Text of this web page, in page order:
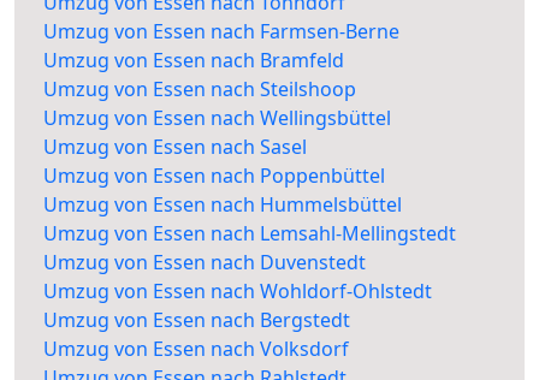
Umzug von Essen nach Farmsen-Berne
Umzug von Essen nach Bramfeld
Umzug von Essen nach Steilshoop
Umzug von Essen nach Wellingsbüttel
Umzug von Essen nach Sasel
Umzug von Essen nach Poppenbüttel
Umzug von Essen nach Hummelsbüttel
Umzug von Essen nach Lemsahl-Mellingstedt
Umzug von Essen nach Duvenstedt
Umzug von Essen nach Wohldorf-Ohlstedt
Umzug von Essen nach Bergstedt
Umzug von Essen nach Volksdorf